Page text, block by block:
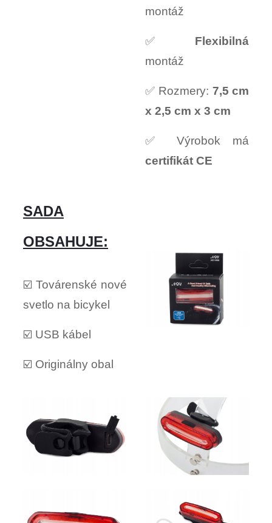
montáž
✅ Flexibilná
montáž
✅ Rozmery: 7,5 cm
x 2,5 cm x 3 cm
✅ Výrobok má
certifikát CE
SADA
OBSAHUJE:
☑️ Továrenské nové
svetlo na bicykel
☑️ USB kábel
☑️ Originálny obal